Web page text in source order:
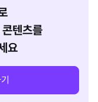
텐츠를
요